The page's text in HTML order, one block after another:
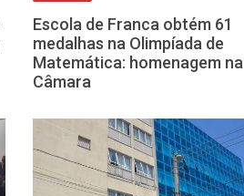
Escola de Franca obtém 61
medalhas na Olimpíada de
Matemática: homenagem na
Câmara